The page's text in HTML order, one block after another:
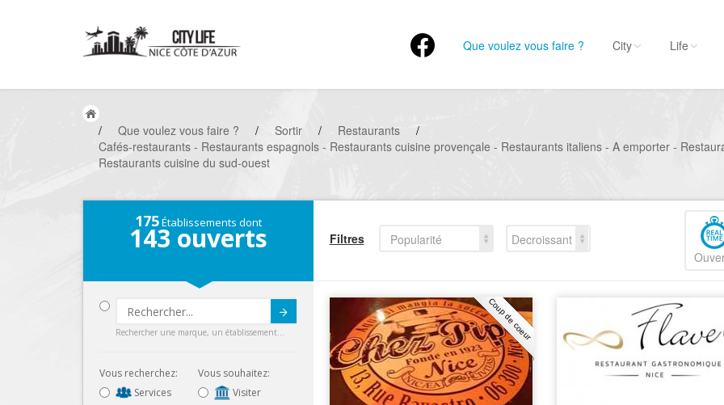
Que voulez vous faire ? City Life
/ Que voulez vous faire ? / Sortir / Restaurants
/
Cafés-restaurants - Restaurants espagnols - Restaurants cuisine provençale - Restaurants italiens - A emporter -
Restaurants cuisine du sud-ouest
175Établissements dont
143 ouverts
Rechercher une marque, un établissement...
Vous recherchez:
Services
Vous souhaitez:
Visiter
Filtres Popularité
Decroissant
Coup de coeur